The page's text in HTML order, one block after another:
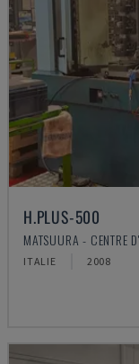
H.PLUS-500
MATSUURA - CENTRE
ITALIE 2008